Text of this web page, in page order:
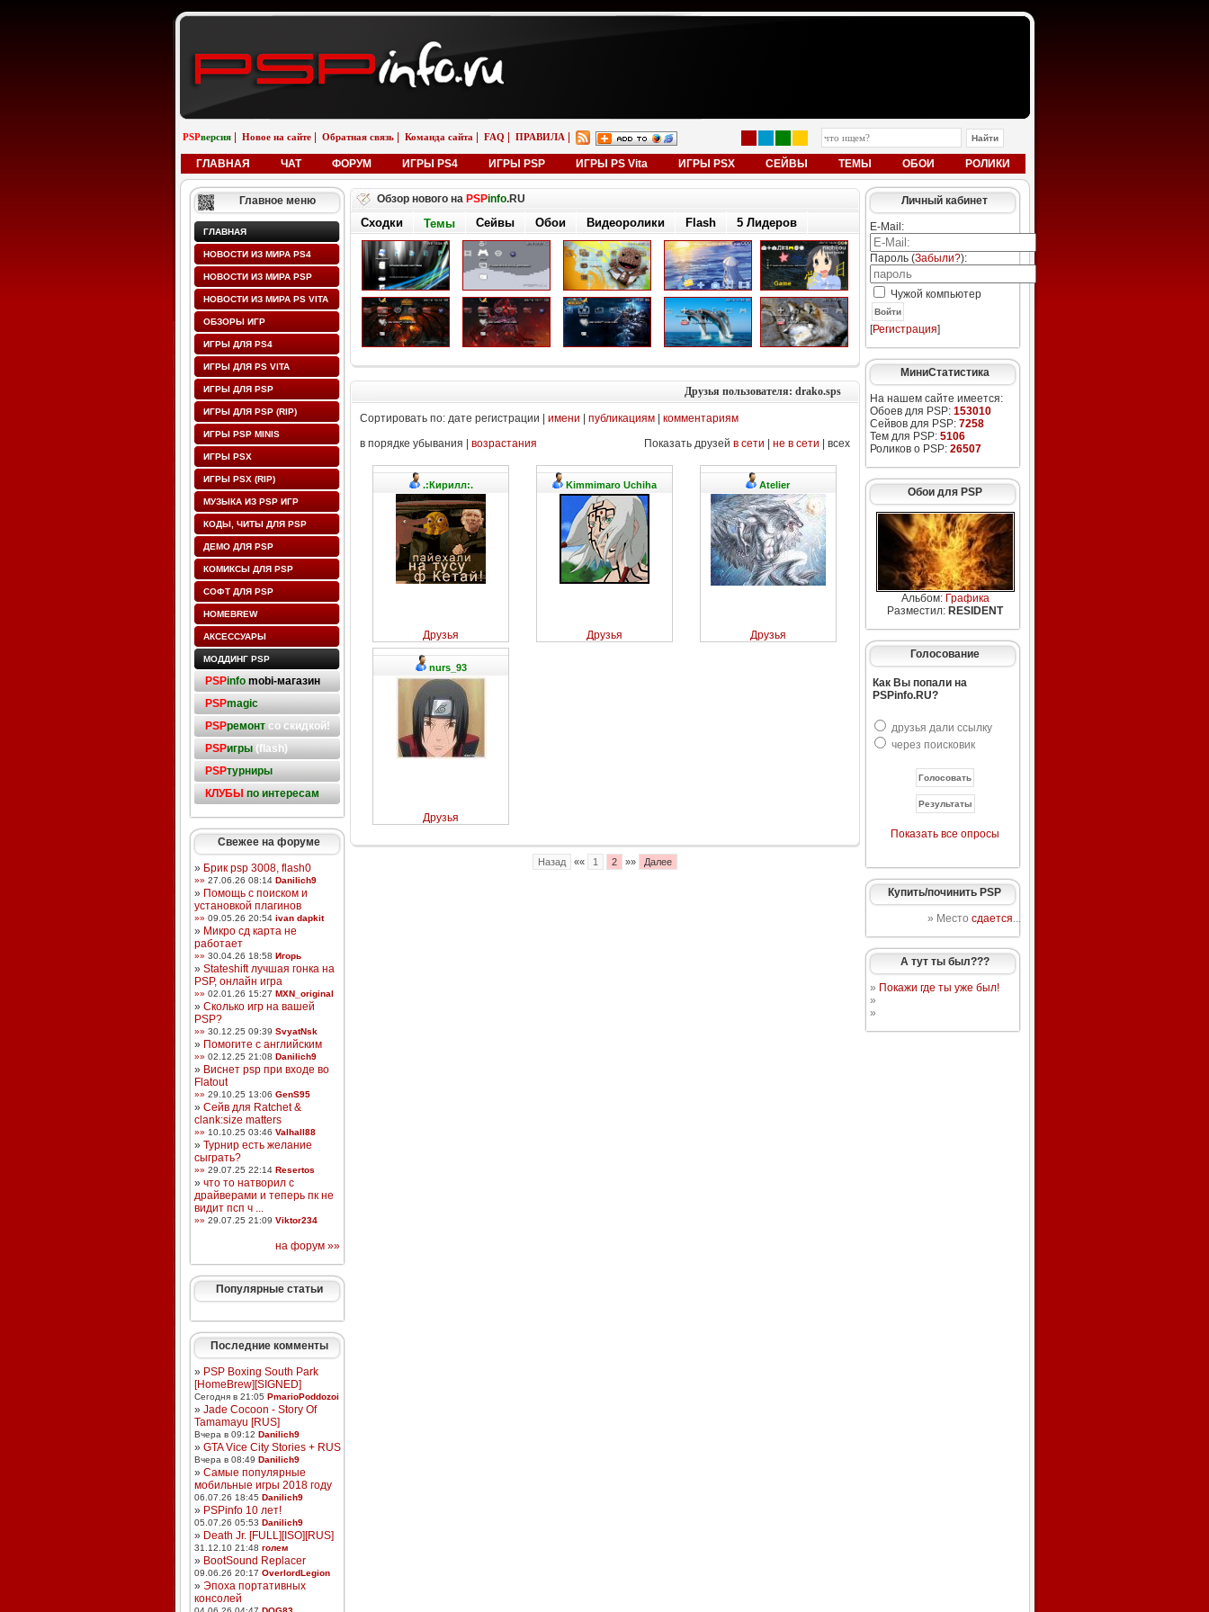
PSPверсия Новое на сайте Обратная связь Команда сайта FAQ ПРАВИЛА
ГЛАВНАЯ ЧАТ ФОРУМ ИГРЫ PS4 ИГРЫ PSP ИГРЫ PS Vita ИГРЫ PSX СЕЙВЫ ТЕМЫ ОБОИ РОЛИКИ
Главное меню
ГЛАВНАЯ
НОВОСТИ ИЗ МИРА PS4
НОВОСТИ ИЗ МИРА PSP
НОВОСТИ ИЗ МИРА PS VITA
ОБЗОРЫ ИГР
ИГРЫ ДЛЯ PS4
ИГРЫ ДЛЯ PS VITA
ИГРЫ ДЛЯ PSP
ИГРЫ ДЛЯ PSP (RIP)
ИГРЫ PSP MINIS
ИГРЫ PSX
ИГРЫ PSX (RIP)
МУЗЫКА ИЗ PSP ИГР
КОДЫ, ЧИТЫ ДЛЯ PSP
ДЕМО ДЛЯ PSP
КОМИКСЫ ДЛЯ PSP
СОФТ ДЛЯ PSP
HOMEBREW
АКСЕССУАРЫ
МОДДИНГ PSP
PSPinfo mobi-магазин
PSPmagic
PSPремонтсо скидкой!
PSPигры(flash)
PSPтурниры
КЛУБЫ по интересам
Свежее на форуме
» Брик psp 3008, flash0
»» 27.06.26 08:14 Danilich9
» Помощь с поиском и
установкой плагинов
»» 09.05.26 20:54 ivan dapkit
» Микро сд карта не
работает
»» 30.04.26 18:58 Игорь
» Stateshift лучшая гонка на
PSP, онлайн игра
»» 02.01.26 15:27 MXN_original
» Сколько игр на вашей
PSP?
»» 30.12.25 09:39 SvyatNsk
» Помогите с английским
»» 02.12.25 21:08 Danilich9
» Виснет psp при входе во
Flatout
»» 29.10.25 13:06 GenS95
» Сейв для Ratchet &
clank:size matters
»» 10.10.25 03:46 Valhall88
» Турнир есть желание
сыграть?
»» 29.07.25 22:14 Resertos
» что то натворил с
драйверами и теперь пк не
видит псп ч ...
»» 29.07.25 21:09 Viktor234
на форум »»
Популярные статьи
Последние комменты
» PSP Boxing South Park
[HomeBrew][SIGNED]
Сегодня в 21:05 PmarioPoddozoi
» Jade Cocoon - Story Of
Tamamayu [RUS]
Вчера в 09:12 Danilich9
» GTA Vice City Stories + RUS
Вчера в 08:49 Danilich9
» Самые популярные
мобильные игры 2018 году
06.07.26 18:45 Danilich9
» PSPinfo 10 лет!
05.07.26 05:53 Danilich9
» Death Jr. [FULL][ISO][RUS]
31.12.10 21:48 голем
» BootSound Replacer
09.06.26 20:17 OverlordLegion
» Эпоха портативных
консолей
Обзор нового на PSPinfo.RU
Сходки Темы Сейвы Обои Видеоролики Flash 5 Лидеров
Друзья пользователя: drako.sps
Сортировать по: дате регистрации | имени публикациям| комментариям
в порядке убывания | возрастания Показать друзей в сети не в сети | всех
.:Кирилл:.
Друзья
Kimmimaro Uchiha
Друзья
Atelier
Друзья
nurs_93
Друзья
Назад «« 1 2 »» Далее
Личный кабинет
E-Mail:
Пароль (Забыли?):
Чужой компьютер
Войти
[Регистрация]
МиниСтатистика
На нашем сайте имеется:
Обоев для PSP: 153010
Сейвов для PSP: 7258
Тем для PSP: 5106
Роликов о PSP: 26507
Обои для PSP
Альбом: Графика
Разместил: RESIDENT
Голосование
Как Вы попали на
PSPinfo.RU?
друзья дали ссылку
через поисковик
Показать все опросы
Купить/починить PSP
» Место сдается...
А тут ты был???
» Покажи где ты уже был!
»
»